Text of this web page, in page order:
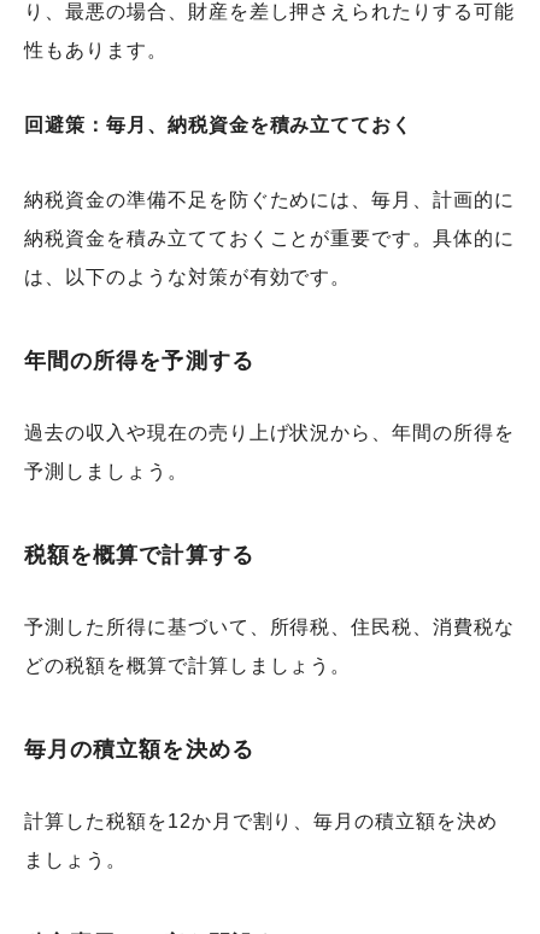
り、最悪の場合、財産を差し押さえられたりする可能
性もあります。
回避策：毎月、納税資金を積み立てておく
納税資金の準備不足を防ぐためには、毎月、計画的に
納税資金を積み立てておくことが重要です。具体的に
は、以下のような対策が有効です。
年間の所得を予測する
過去の収入や現在の売り上げ状況から、年間の所得を
予測しましょう。
税額を概算で計算する
予測した所得に基づいて、所得税、住民税、消費税な
どの税額を概算で計算しましょう。
毎月の積立額を決める
計算した税額を12か月で割り、毎月の積立額を決め
ましょう。